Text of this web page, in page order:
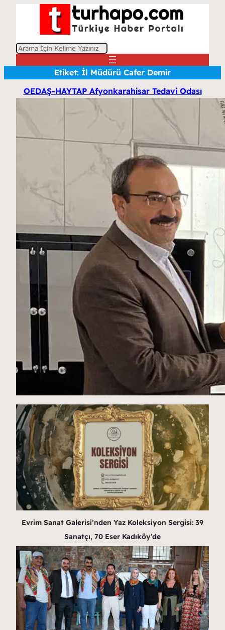
A
Etiket: İl Müdürü Cafer Demir
OEDAŞ-HAYTAP Afyonkarahisar Tedavi Odası
Evrim Sanat Galerisi’nden Yaz Koleksiyon Sergisi: 39
Sanatçı, 70 Eser Kadıköy’de